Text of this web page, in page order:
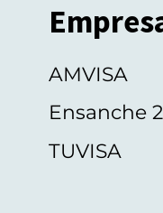
AMVISA
Ensanche
TUVISA